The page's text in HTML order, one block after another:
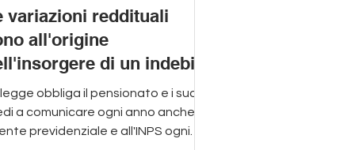
variazioni reddituali
all'origine
di un indebito
obbliga il pensionato e i suoi
a comunicare ogni anno anche
previdenziale e all'INPS ogni